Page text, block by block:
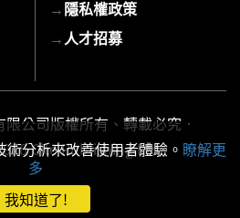
→隱私權政策
→ 人才招募
公司版權所有、轉載必究．
Cite Publishing Ltd.
分析來改善使用者體驗。 瞭解更
多
我知道了!